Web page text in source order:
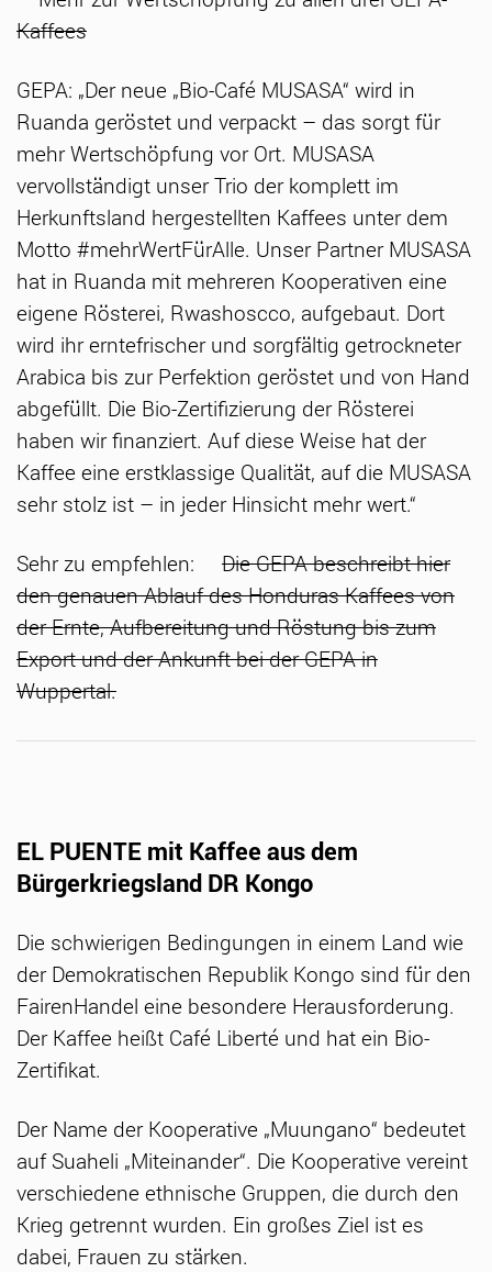
Kaffees
GEPA: „Der neue „Bio-Café MUSASA“ wird in
Ruanda geröstet und verpackt – das sorgt für
mehr Wertschöpfung vor Ort. MUSASA
vervollständigt unser Trio der komplett im
Herkunftsland hergestellten Kaffees unter dem
Motto #mehrWertFürAlle. Unser Partner MUSASA
hat in Ruanda mit mehreren Kooperativen eine
eigene Rösterei, Rwashoscco, aufgebaut. Dort
wird ihr erntefrischer und sorgfältig getrockneter
Arabica bis zur Perfektion geröstet und von Hand
abgefüllt. Die Bio-Zertifizierung der Rösterei
haben wir finanziert. Auf diese Weise hat der
Kaffee eine erstklassige Qualität, auf die MUSASA
sehr stolz ist – in jeder Hinsicht mehr wert.“
Sehr zu empfehlen:
Die GEPA beschreibt hier
den genauen Ablauf des Honduras Kaffees von
der Ernte, Aufbereitung und Röstung bis zum
Export und der Ankunft bei der GEPA in
Wuppertal.
EL PUENTE mit Kaffee aus dem
Bürgerkriegsland DR Kongo
Die schwierigen Bedingungen in einem Land wie
der Demokratischen Republik Kongo sind für den
FairenHandel eine besondere Herausforderung.
Der Kaffee heißt Café Liberté und hat ein Bio-
Zertifikat.
Der Name der Kooperative „Muungano“ bedeutet
auf Suaheli „Miteinander“. Die Kooperative vereint
verschiedene ethnische Gruppen, die durch den
Krieg getrennt wurden. Ein großes Ziel ist es
dabei, Frauen zu stärken.